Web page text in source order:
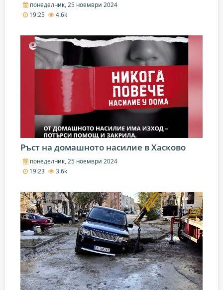
понеделник, 25 ноември 2024
19:25
4.6k
Ръст на домашното насилие в Хасково
понеделник, 25 ноември 2024
19:23
3.6k